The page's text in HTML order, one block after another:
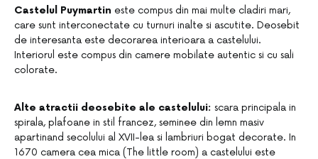
Castelul Puymartin este compus din mai multe cladiri mari,
care sunt interconectate cu turnuri inalte si ascutite. Deosebit
de interesanta este decorarea interioara a castelului.
Interiorul este compus din camere mobilate autentic si cu sali
colorate.
Alte atractii deosebite ale castelului: scara principala in
spirala, plafoane in stil francez, seminee din lemn masiv
apartinand secolului al XVII-lea si lambriuri bogat decorate. In
1670 camera cea mica (The little room) a castelului este